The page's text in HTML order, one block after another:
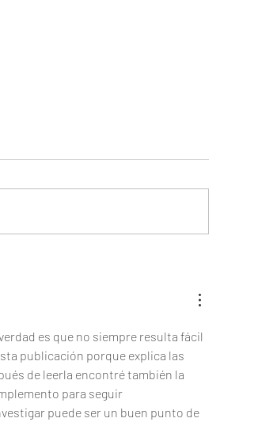
es que no siempre resulta fácil
publicación porque explica las
de leerla encontré también la
para seguir
puede ser un buen punto de